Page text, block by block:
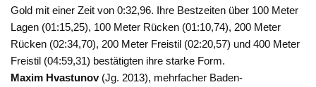
Gold mit einer Zeit von 0:32,96. Ihre Bestzeiten über 100 Meter
Lagen (01:15,25), 100 Meter Rücken (01:10,74), 200 Meter
Rücken (02:34,70), 200 Meter Freistil (02:20,57) und 400 Meter
Freistil (04:59,31) bestätigten ihre starke Form.
Maxim Hvastunov(Jg. 2013), mehrfacher Baden-